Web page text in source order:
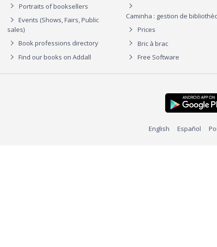
Portraits of booksellers
Events (Shows, Fairs, Public
sales)
Book professions directory
Find our books on Addall
Caminha : gestion de
Prices
Bric à brac
Free Software
English Español